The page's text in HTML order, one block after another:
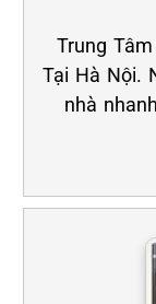
Trung
Tại Hà Nội.
nhà